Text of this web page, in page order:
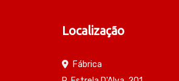
Localização
Fábrica